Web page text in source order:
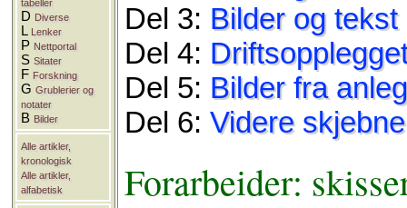
tabeller
D Diverse
L Lenker
P Nettportal
SSitater
F Forskning
GGrublerier og
notater
B Bilder
Alle artikler,
kronologisk
Alle artikler,
alfabetisk
Del 3: Bilder og
Del 4:
Del 5: Bilder fra
Del 6: Videre skjebne
Forarbeider: